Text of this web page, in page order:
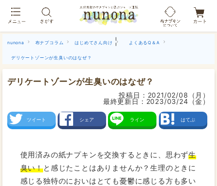
nunona 布ナプコラム はじめてさん向け | よくあるQ＆A
デリケートゾーンが生臭いのはなぜ？
デリケートゾーンが生臭いのはなぜ？
投稿日： 2021/02/08（月）
最終更新日： 2023/03/24（金）
ツイート シェア ライン はてぶ
使用済みの紙ナプキンを交換するときに、思わず生
臭い！と感じたことはありませんか？生理のときに
感じる独特のにおいはとても憂鬱に感じる方も多い